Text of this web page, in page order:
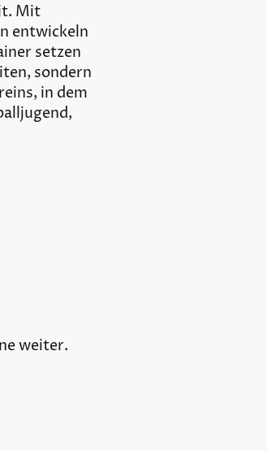
Mit
entwickeln
setzen
sondern
in dem
weiter.